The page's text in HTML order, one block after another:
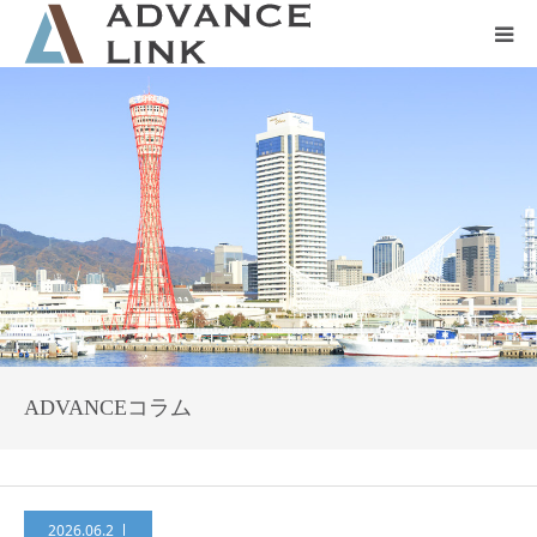
ADVANCEコラム
2026.06.2
会社概要
ネット保険
事業保険